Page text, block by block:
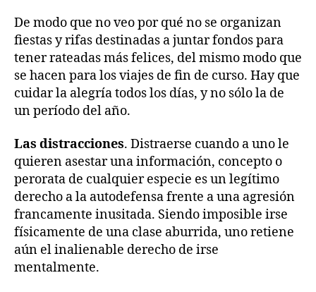
De modo que no veo por qué no se organizan
fiestas y rifas destinadas a juntar fondos para
tener rateadas más felices, del mismo modo que
se hacen para los viajes de fin de curso. Hay que
cuidar la alegría todos los días, y no sólo la de
un período del año.
Las distracciones. Distraerse cuando a uno le
quieren asestar una información, concepto o
perorata de cualquier especie es un legítimo
derecho a la autodefensa frente a una agresión
francamente inusitada. Siendo imposible irse
físicamente de una clase aburrida, uno retiene
aún el inalienable derecho de irse
mentalmente.